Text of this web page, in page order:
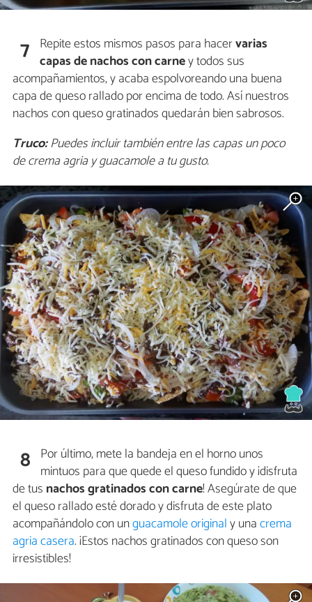
7 Repite estos mismos pasos para hacervarias
capas de nachos con carney todos sus
acompañamientos, y acaba espolvoreando una buena
capa de queso rallado por encima de todo. Así nuestros
nachos con queso gratinados quedarán bien sabrosos.
Truco:Puedes incluir también entre las capas un poco
de crema agria y guacamole a tu gusto.
8 Por último, mete la bandeja en el horno unos
mintuos para que quede el queso fundido y ¡disfruta
de tus nachos gratinadoscon carne! Asegúrate de que
el queso rallado esté dorado y disfruta de este plato
acompañándolo con unguacamole originaly unacrema
agria casera. ¡Estos nachos gratinados con queso son
irresistibles!